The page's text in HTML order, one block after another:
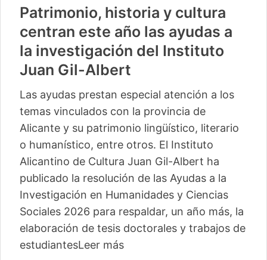
Patrimonio, historia y cultura
centran este año las ayudas a
la investigación del Instituto
Juan Gil-Albert
Las ayudas prestan especial atención a los
temas vinculados con la provincia de
Alicante y su patrimonio lingüístico, literario
o humanístico, entre otros. El Instituto
Alicantino de Cultura Juan Gil-Albert ha
publicado la resolución de las Ayudas a la
Investigación en Humanidades y Ciencias
Sociales 2026 para respaldar, un año más, la
elaboración de tesis doctorales y trabajos de
estudiantesLeer más